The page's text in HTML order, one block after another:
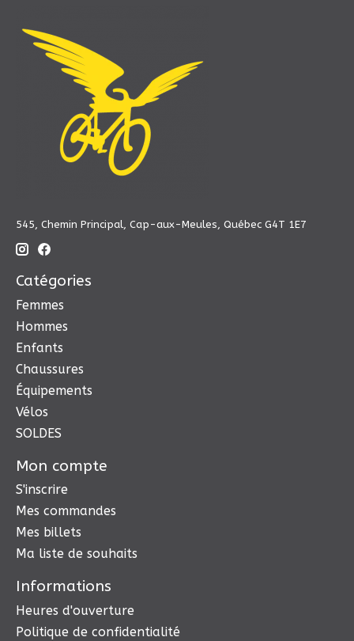
545, Chemin Principal, Cap-aux-Meules, Québec G4T 1E7
Catégories
Femmes
Hommes
Enfants
Chaussures
Équipements
Vélos
SOLDES
Mon compte
S'inscrire
Mes commandes
Mes billets
Ma liste de souhaits
Informations
Heures d'ouverture
Politique de confidentialité